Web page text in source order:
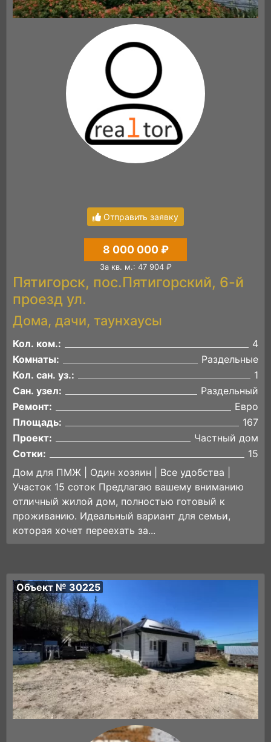
Отправить заявку
8 000 000 ₽
За кв. м.: 47 904 ₽
Пятигорск, пос.Пятигорский, 6-й
проезд ул.
Дома, дачи, таунхаусы
Кол. ком.:
4
Комнаты:
Раздельные
Кол. сан. уз.:
1
Сан. узел:
Раздельный
Ремонт:
Евро
Площадь:
167
Проект:
Частный дом
Сотки:
15
Дом для ПМЖ | Один хозяин | Все удобства |
Участок 15 соток Предлагаю вашему вниманию
отличный жилой дом, полностью готовый к
проживанию. Идеальный вариант для семьи,
которая хочет переехать за...
Объект № 30225